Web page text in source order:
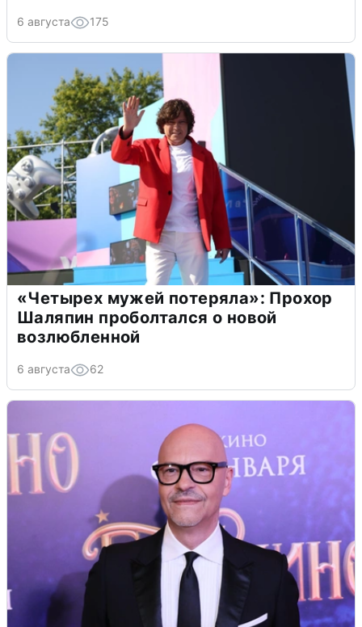
6 августа 175
«Четырех мужей потеряла»: Прохор
Шаляпин проболтался о новой
возлюбленной
6 августа 62